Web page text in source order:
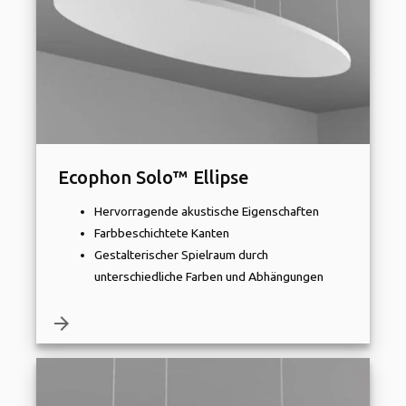
Ecophon Solo™ Ellipse
Hervorragende akustische Eigenschaften
Farbbeschichtete Kanten
Gestalterischer Spielraum durch
unterschiedliche Farben und Abhängungen
arrow_forward